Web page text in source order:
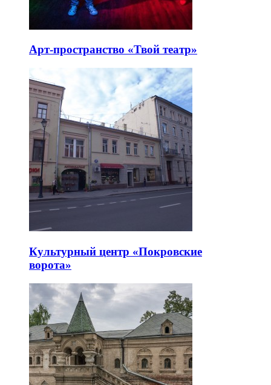
Арт-пространство «Твой театр»
Культурный центр «Покровские
ворота»